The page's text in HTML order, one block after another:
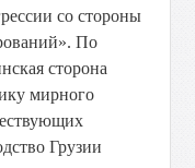
со стороны
По
сторона
мирного
Грузии